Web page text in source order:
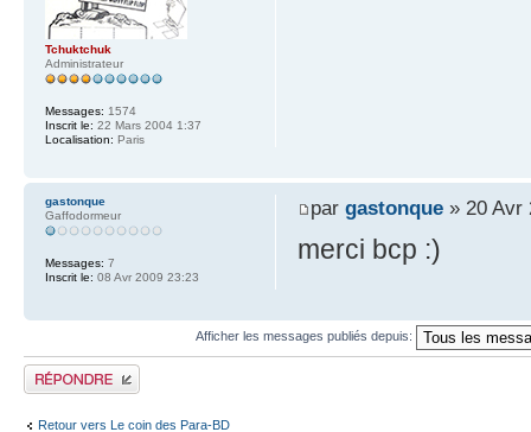
Tchuktchuk
Administrateur
Messages: 1574
Inscrit le: 22 Mars 2004 1:37
Localisation: Paris
par gastonque» 20 Avr
merci bcp :)
gastonque
Gaffodormeur
Messages: 7
Inscrit le: 08 Avr 2009 23:23
Afficher les messages publiés depuis:
Publier une réponse
Retour vers Le coin des Para-BD